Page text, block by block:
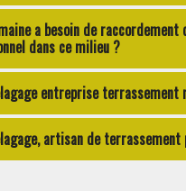
a besoin de raccordement
dans ce milieu ?
entreprise
artisan de terrassement